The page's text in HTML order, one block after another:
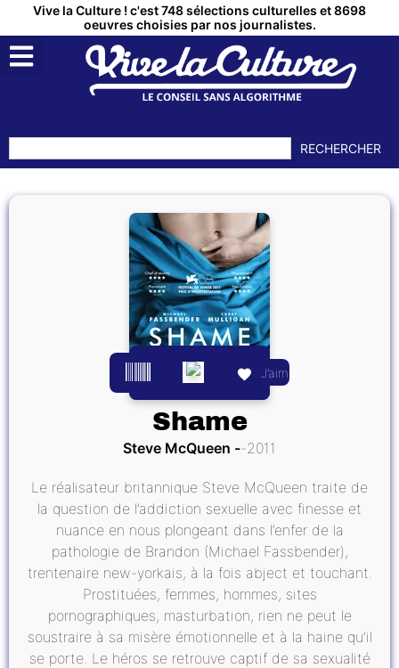
Vive la Culture ! c'est 748 sélections culturelles et 8698
oeuvres choisies par nos journalistes.
RECHERCHER
J’aime
Shame
Steve McQueen 2011
Le réalisateur britannique Steve McQueen traite de
la question de l’addiction sexuelle avec finesse et
nuance en nous plongeant dans l’enfer de la
pathologie de Brandon (Michael Fassbender),
trentenaire new-yorkais, à la fois abject et touchant.
Prostituées, femmes, hommes, sites
pornographiques, masturbation, rien ne peut le
soustraire à sa misère émotionnelle et à la haine qu’il
se porte. Le héros se retrouve captif de sa sexualité